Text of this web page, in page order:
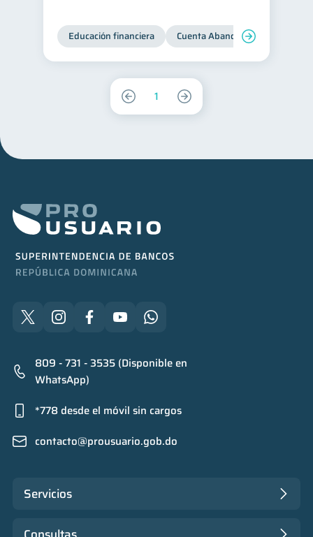
Educación financiera Cuenta Abandonada
1
809 - 731 - 3535 (Disponible en
WhatsApp)
*778 desde el móvil sin cargos
contacto@prousuario.gob.do
Servicios